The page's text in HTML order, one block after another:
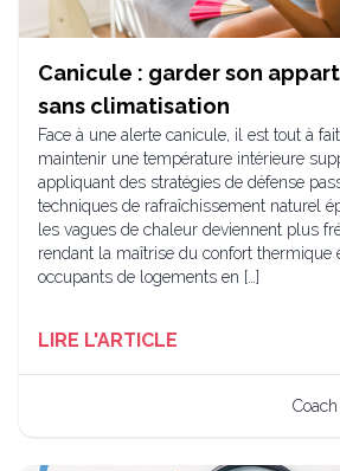
Canicule : garder son
sans climatisation
Face à une alerte canicule, il est tout à
maintenir une température intérieure
appliquant des stratégies de défense
techniques de rafraîchissement naturel
les vagues de chaleur deviennent plus
rendant la maîtrise du confort thermique
occupants de logements en […]
LIRE L'ARTICLE